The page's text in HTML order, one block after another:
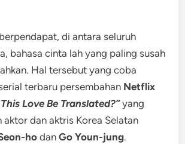
di antara seluruh
bahasa cinta lah yang paling susah
Hal tersebut yang coba
terbaru persembahan Netflix
Love Be Translated?”yang
dan aktris Korea Selatan
ho danGo Youn-jung.